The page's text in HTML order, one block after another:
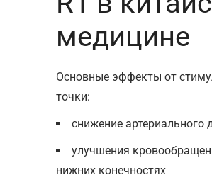
медицине
Основные эффекты от
точки:
снижение артериального
улучшения
нижних конечностях